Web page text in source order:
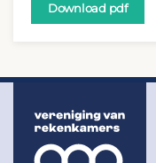
Download pdf